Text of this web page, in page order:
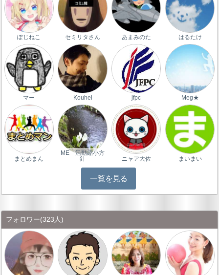
ぽじねこ セミリタさん あまみのた はるたけ
マー Kouhei jfpc Meg★
まとめまん
ME 活動縮小方
針
ニャア大佐 まいまい
一覧を見る
フォロワー(323人)